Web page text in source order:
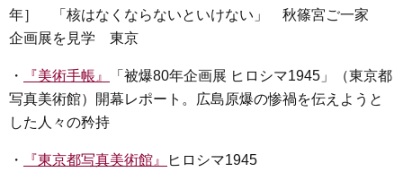
年］ 「核はなくならないといけない」 秋篠宮ご一家
企画展を見学 東京
・ 『美術手帳』
「被爆80年企画展 ヒロシマ1945」（東京都
写真美術館）開幕レポート。広島原爆の惨禍を伝えようと
した人々の矜持
・ 『東京都写真美術館』 ヒロシマ1945